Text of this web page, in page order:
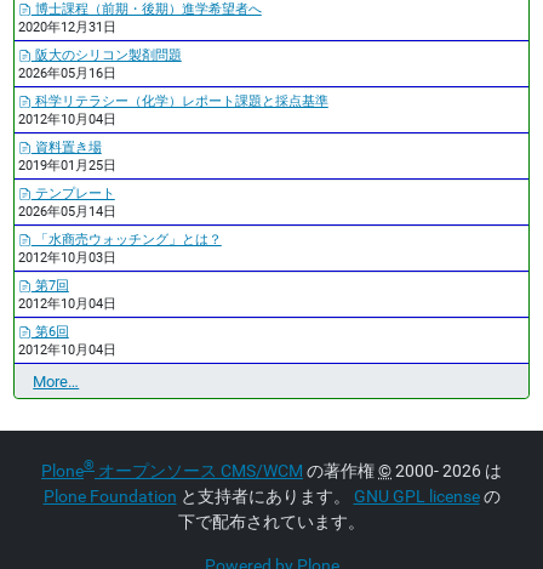
博士課程（前期・後期）進学希望者へ
2020年12月31日
阪大のシリコン製剤問題
2026年05月16日
科学リテラシー（化学）レポート課題と採点基準
2012年10月04日
資料置き場
2019年01月25日
テンプレート
2026年05月14日
「水商売ウォッチング」とは？
2012年10月03日
第7回
2012年10月04日
第6回
2012年10月04日
最
近
新
More…
Plone® オープンソース CMS/WCM の著作権©2000- 2026 は
Plone Foundation と支持者にあります。 GNU GPL licenseの
下で配布されています。
Powered by Plone